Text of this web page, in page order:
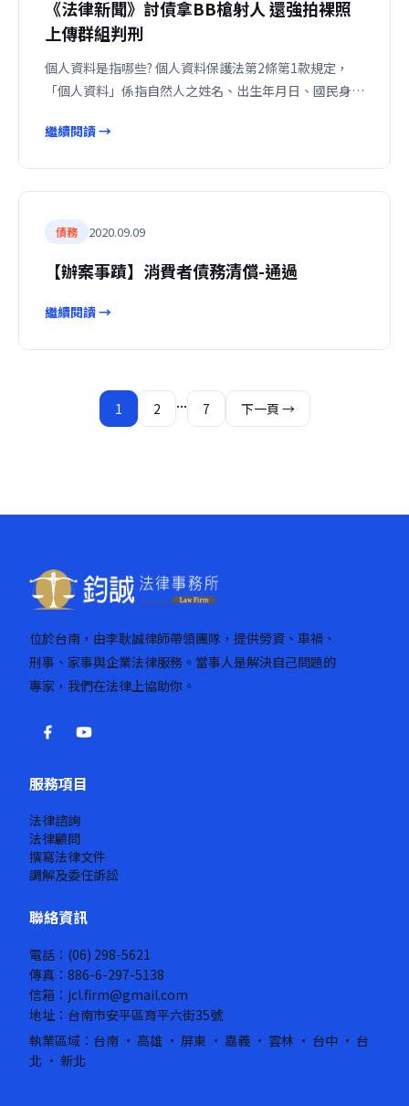
《法律新聞》討債拿BB槍射人 還強拍裸照
上傳群組判刑
個人資料是指哪些? 個人資料保護法第2條第1款規定，
「個人資料」係指自然人之姓名、出生年月日、國民身…
繼續閱讀 →
債務 2020.09.09
【辦案事蹟】消費者債務清償-通過
繼續閱讀 →
1 2 ... 7 下一頁 →
位於台南，由李耿誠律師帶領團隊，提供勞資、車禍、
刑事、家事與企業法律服務。當事人是解決自己問題的
專家，我們在法律上協助你。
服務項目
法律諮詢
法律顧問
撰寫法律文件
調解及委任訴訟
聯絡資訊
電話：(06) 298-5621
傳真：886-6-297-5138
信箱：jcl.firm@gmail.com
地址：台南市安平區育平六街35號
執業區域：台南 · 高雄 · 屏東 · 嘉義 · 雲林 · 台中 · 台
北 · 新北